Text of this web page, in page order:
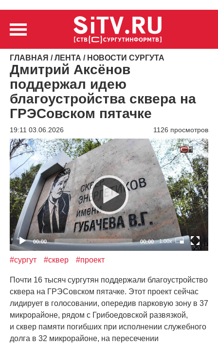
ГЛАВНАЯ /ЛЕНТА / НОВОСТИ СУРГУТА
Дмитрий Аксёнов
поддержал идею
благоустройства сквера на
ГРЭСовском пятачке
19:11 03.06.2026 1126 просмотров
Видеоплеер
00:00 00:00 1.00x
#сургут #сквер #проект
Почти 16 тысяч сургутян поддержали благоустройство
сквера на ГРЭСовском пятачке. Этот проект сейчас
лидирует в голосовании, опередив парковую зону в 37
микрорайоне, рядом с Грибоедовской развязкой,
и сквер памяти погибших при исполнении служебного
долга в 32 микрорайоне, на пересечении